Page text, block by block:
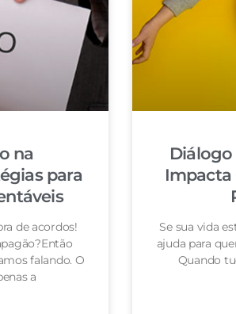
na
para
de acordos!
falando. O
a
Se sua vida
ajuda para
Quando